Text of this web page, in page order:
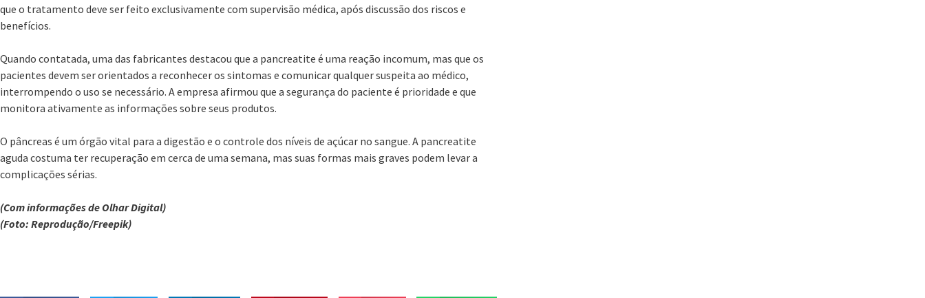
que o tratamento deve ser feito exclusivamente com supervisão médica, após discussão dos riscos e
benefícios.
Quando contatada, uma das fabricantes destacou que a pancreatite é uma reação incomum, mas que os
pacientes devem ser orientados a reconhecer os sintomas e comunicar qualquer suspeita ao médico,
interrompendo o uso se necessário. A empresa afirmou que a segurança do paciente é prioridade e que
monitora ativamente as informações sobre seus produtos.
O pâncreas é um órgão vital para a digestão e o controle dos níveis de açúcar no sangue. A pancreatite
aguda costuma ter recuperação em cerca de uma semana, mas suas formas mais graves podem levar a
complicações sérias.
(Com informações de Olhar Digital)
(Foto: Reprodução/Freepik)